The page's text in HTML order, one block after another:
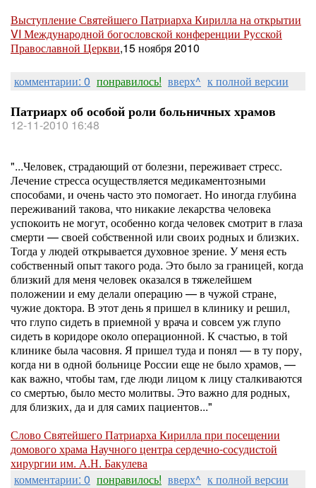
Выступление Святейшего Патриарха Кирилла на открытии
VI Международной богословской конференции Русской
Православной Церкви,15 ноября 2010
комментарии: 0 понравилось! вверх^ к полной версии
Патриарх об особой роли больничных храмов
12-11-2010 16:48
"...Человек, страдающий от болезни, переживает стресс.
Лечение стресса осуществляется медикаментозными
способами, и очень часто это помогает. Но иногда глубина
переживаний такова, что никакие лекарства человека
успокоить не могут, особенно когда человек смотрит в глаза
смерти — своей собственной или своих родных и близких.
Тогда у людей открывается духовное зрение. У меня есть
собственный опыт такого рода. Это было за границей, когда
близкий для меня человек оказался в тяжелейшем
положении и ему делали операцию — в чужой стране,
чужие доктора. В этот день я пришел в клинику и решил,
что глупо сидеть в приемной у врача и совсем уж глупо
сидеть в коридоре около операционной. К счастью, в той
клинике была часовня. Я пришел туда и понял — в ту пору,
когда ни в одной больнице России еще не было храмов, —
как важно, чтобы там, где люди лицом к лицу сталкиваются
со смертью, было место молитвы. Это важно для родных,
для близких, да и для самих пациентов..."
Слово Святейшего Патриарха Кирилла при посещении
домового храма Научного центра сердечно-сосудистой
хирургии им. А.Н. Бакулева
комментарии: 0 понравилось! вверх^ к полной версии